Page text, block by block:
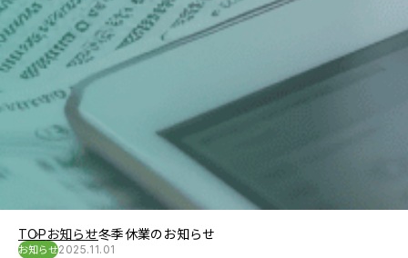
TOPお知らせ冬季休業のお知らせ
お知らせ2025.11.01